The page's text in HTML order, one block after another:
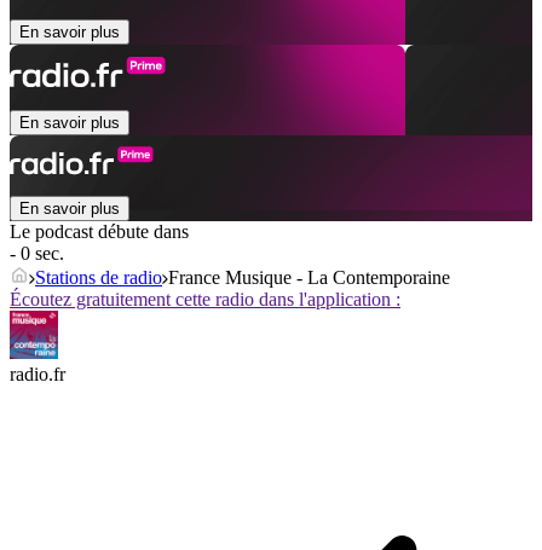
En savoir plus
En savoir plus
En savoir plus
Le podcast débute dans
- 0 sec.
Stations de radio France Musique - La Contemporaine
Écoutez gratuitement cette radio dans l'application :
radio.fr